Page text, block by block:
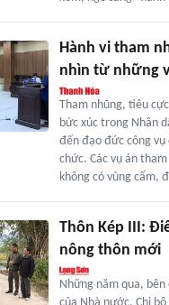
Hành vi tham
nhìn từ những
Tham nhũng, tiêu
bức xúc trong Nhân
đến đạo đức công vụ
chức. Các vụ án
không có vùng cấm,
Thôn Kép III:
nông thôn mới
Những năm qua,